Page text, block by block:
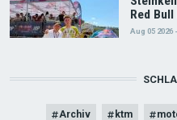
Red
Aug 05 2026
Archiv ktm